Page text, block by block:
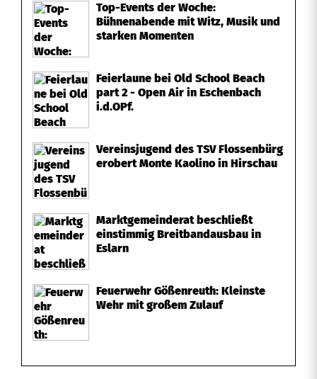
Top-Events der Woche:
Bühnenabende mit Witz, Musik und
starken Momenten
Feierlaune bei Old School Beach
part 2 - Open Air in Eschenbach
i.d.OPf.
Vereinsjugend des TSV Flossenbürg
erobert Monte Kaolino in Hirschau
Marktgemeinderat beschließt
einstimmig Breitbandausbau in
Eslarn
Feuerwehr Gößenreuth: Kleinste
Wehr mit großem Zulauf